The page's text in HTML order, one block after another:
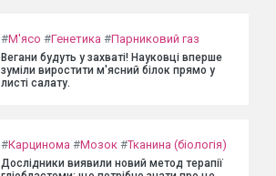
#М'ясо #Генетика #Парниковий газ
Вегани будуть у захваті! Науковці вперше
зуміли виростити м'ясний білок прямо у
листі салату.
#Карцинома #Мозок #Тканина (біологія)
Дослідники виявили новий метод терапії